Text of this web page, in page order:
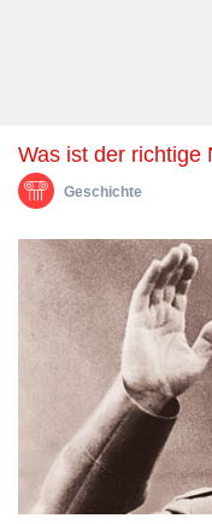
Was ist der
Geschichte